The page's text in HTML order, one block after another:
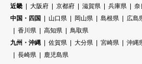
近畿
大阪府 京都府 滋賀県 兵庫県 奈
中国・四国
山口県 岡山県 島根県 広島
香川県
高知県
鳥取県
九州・沖縄
佐賀県 大分県 宮崎県 沖縄
長崎県
鹿児島県